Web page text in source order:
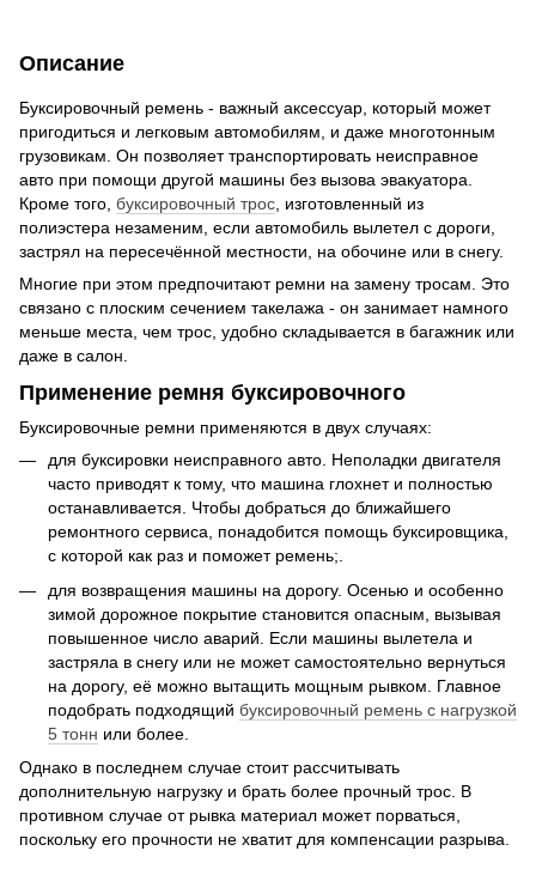
Описание
Буксировочный ремень - важный аксессуар, который может
пригодиться и легковым автомобилям, и даже многотонным
грузовикам. Он позволяет транспортировать неисправное
авто при помощи другой машины без вызова эвакуатора.
Кроме того, буксировочный трос , изготовленный из
полиэстера незаменим, если автомобиль вылетел с дороги,
застрял на пересечённой местности, на обочине или в снегу.
Многие при этом предпочитают ремни на замену тросам. Это
связано с плоским сечением такелажа - он занимает намного
меньше места, чем трос, удобно складывается в багажник или
даже в салон.
Применение ремня буксировочного
Буксировочные ремни применяются в двух случаях:
для буксировки неисправного авто. Неполадки двигателя
часто приводят к тому, что машина глохнет и полностью
останавливается. Чтобы добраться до ближайшего
ремонтного сервиса, понадобится помощь буксировщика,
с которой как раз и поможет ремень;.
для возвращения машины на дорогу. Осенью и особенно
зимой дорожное покрытие становится опасным, вызывая
повышенное число аварий. Если машины вылетела и
застряла в снегу или не может самостоятельно вернуться
на дорогу, её можно вытащить мощным рывком. Главное
подобрать подходящий буксировочный ремень с нагрузкой
5 тонн или более.
Однако в последнем случае стоит рассчитывать
дополнительную нагрузку и брать более прочный трос. В
противном случае от рывка материал может порваться,
поскольку его прочности не хватит для компенсации разрыва.